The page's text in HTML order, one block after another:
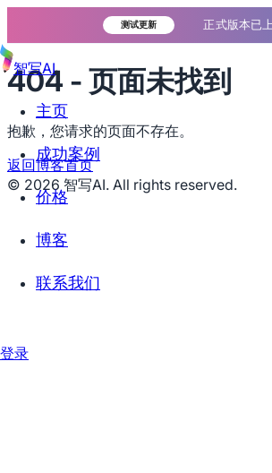
测试更新 正式版本已上
智写AI
主页
成功案例
价格
博客
联系我们
登录
404 - 页面未找到
抱歉，您请求的页面不存在。
返回博客首页
© 2026 智写AI. All rights reserved.